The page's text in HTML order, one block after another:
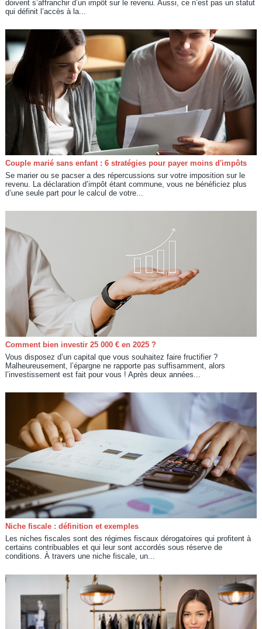
doivent s’affranchir d’un impôt sur le revenu. Aussi, ce n’est pas un statut
qui définit l’accès à la...
Couple marié sans enfant : 6 stratégies pour payer moins d'impôts
Se marier ou se pacser a des répercussions sur votre imposition sur le
revenu. La déclaration d’impôt étant commune, vous ne bénéficiez plus
d’une seule part pour le calcul de votre...
Comment bien investir 25 000 € en 2025 ?
Vous disposez d’un capital que vous souhaitez faire fructifier ?
Malheureusement, l’épargne ne rapporte pas suffisamment, alors
l’investissement est fait pour vous ! Après deux années...
Niche fiscale : définition et exemples
Les niches fiscales sont des régimes fiscaux dérogatoires qui profitent à
certains contribuables et qui leur sont accordés sous réserve de
conditions. À travers une niche fiscale, un...